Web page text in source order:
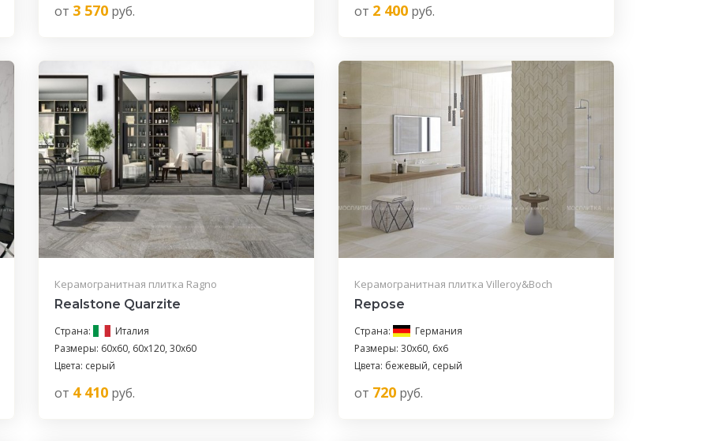
от 3 570руб. от 2 400руб.
Керамогранитная плитка Ragno
Realstone Quarzite
Страна:
Италия
Размеры: 60x60, 60x120, 30x60
Цвета: серый
от 4 410руб.
Керамогранитная плитка Villeroy&Boch
Repose
Страна:
Германия
Размеры: 30x60, 6х6
Цвета: бежевый, серый
от 720руб.